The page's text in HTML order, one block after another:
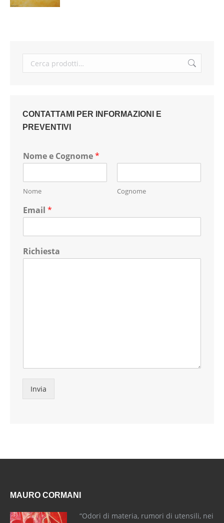
CONTATTAMI PER INFORMAZIONI E
PREVENTIVI
Nome e Cognome*
Nome Cognome
Email *
Richiesta
Invia
MAURO CORMANI
“Odori di materia, rumori di utensili, nei